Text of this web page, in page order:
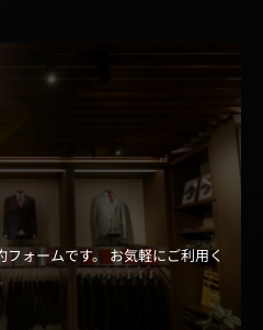
ォームです。 お気軽にご利用く